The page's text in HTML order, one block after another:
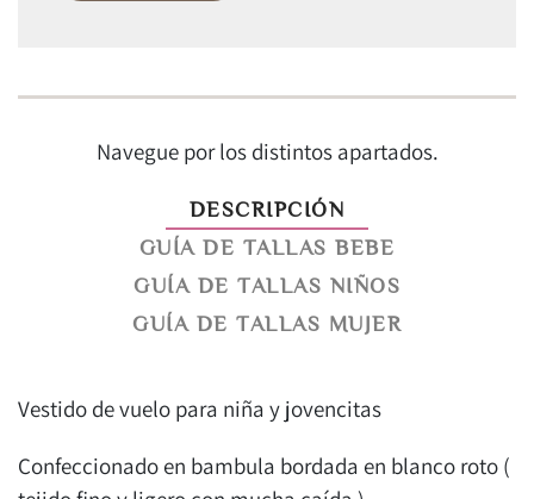
Navegue por los distintos apartados.
DESCRIPCIÓN
GUÍA DE TALLAS BEBE
GUÍA DE TALLAS NIÑOS
GUÍA DE TALLAS MUJER
Vestido de vuelo para niña y jovencitas
Confeccionado en bambula bordada en blanco roto (